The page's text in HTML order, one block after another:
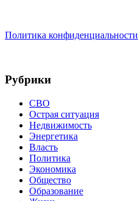
Политика конфиденциальности
Рубрики
СВО
Острая ситуация
Недвижимость
Энергетика
Власть
Политика
Экономика
Общество
Образование